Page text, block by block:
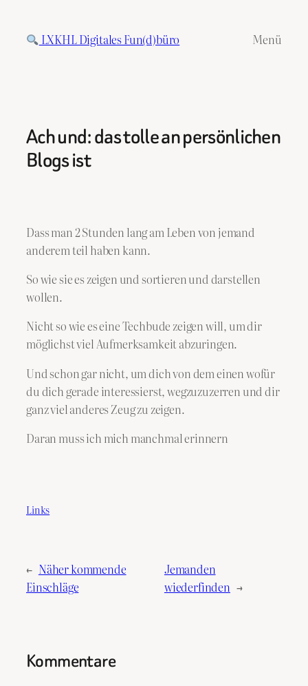
Inhalt
springen
LXKHL Digitales Fun(d)büro Menü
Ach und: das tolle an persönlichen
Blogs ist
Dass man 2 Stunden lang am Leben von jemand
anderem teil haben kann.
So wie sie es zeigen und sortieren und darstellen
wollen.
Nicht so wie es eine Techbude zeigen will, um dir
möglichst viel Aufmerksamkeit abzuringen.
Und schon gar nicht, um dich von dem einen wofür
du dich gerade interessierst, wegzuzuzerren und dir
ganz viel anderes Zeug zu zeigen.
Daran muss ich mich manchmal erinnern
Links
← Näher kommende
Einschläge
Jemanden
wiederfinden →
Kommentare